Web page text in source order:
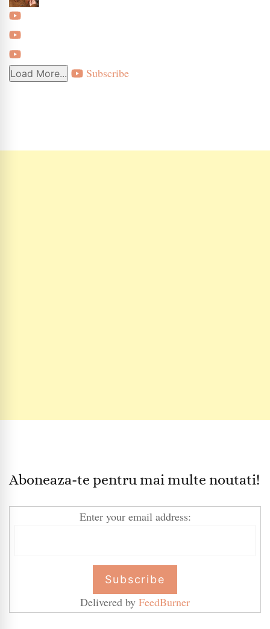
Load More... Subscribe
Aboneaza-te pentru mai multe noutati!
Enter your email address:
Delivered by FeedBurner